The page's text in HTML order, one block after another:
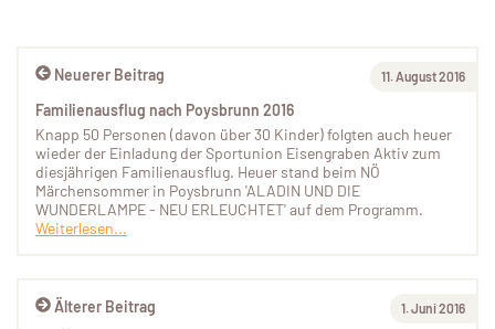
Älterer Beitrag 1. Juni 2016
Neuerer Beitrag 11. August 2016
Familienausflug nach Poysbrunn 2016
Knapp 50 Personen (davon über 30 Kinder) folgten auch heuer
wieder der Einladung der Sportunion Eisengraben Aktiv zum
diesjährigen Familienausflug. Heuer stand beim NÖ
Märchensommer in Poysbrunn 'ALADIN UND DIE
WUNDERLAMPE - NEU ERLEUCHTET' auf dem Programm.
Weiterlesen...